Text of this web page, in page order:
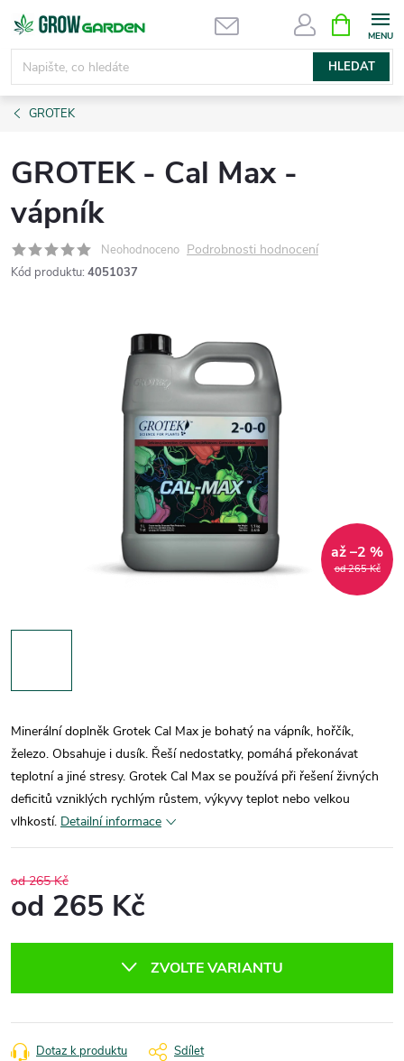
Přejít
obsah
HLEDAT
NÁKUPNÍ
KOŠÍK
GROTEK
GROTEK - Cal Max -
vápník
Neohodnoceno Podrobnosti hodnocení
Kód produktu: 4051037
od 265 Kč
až –2 %
Minerální doplněk Grotek Cal Max je bohatý na vápník, hořčík,
železo. Obsahuje i dusík. Řeší nedostatky, pomáhá překonávat
teplotní a jiné stresy. Grotek Cal Max se používá při řešení živných
deficitů vzniklých rychlým růstem, výkyvy teplot nebo velkou
vlhkostí. Detailní informace
od 265 Kč
od 265 Kč
ZVOLTE VARIANTU
Dotaz k produktu Sdílet